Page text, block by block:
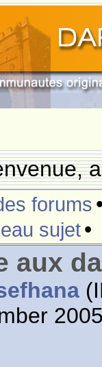
forums
sujet•
aux